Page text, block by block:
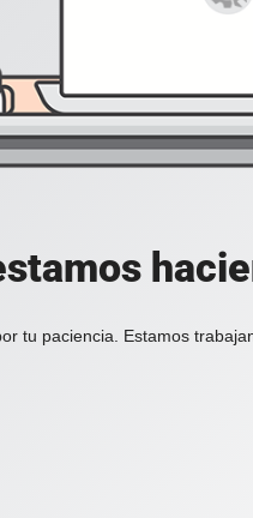
tu paciencia. Estamos